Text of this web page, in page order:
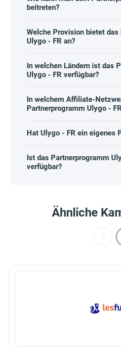
beitreten?
Welche Provision bietet
Ulygo - FR an?
In welchen Ländern ist das
Ulygo - FR verfügbar?
In welchem Affiliate-
Partnerprogramm Ulygo -
Hat Ulygo - FR ein eigenes
Ist das Partnerprogramm
verfügbar?
Ähnliche